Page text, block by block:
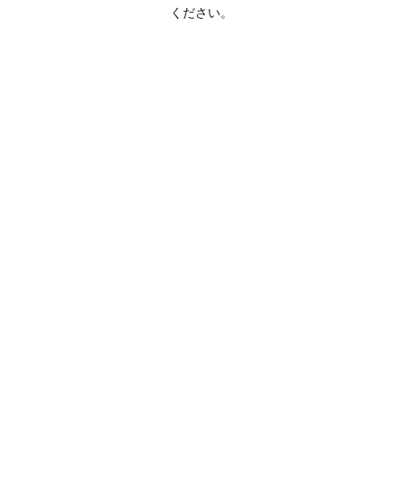
ください。